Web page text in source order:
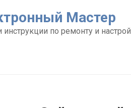
Мастер
инструкции по ремонту и